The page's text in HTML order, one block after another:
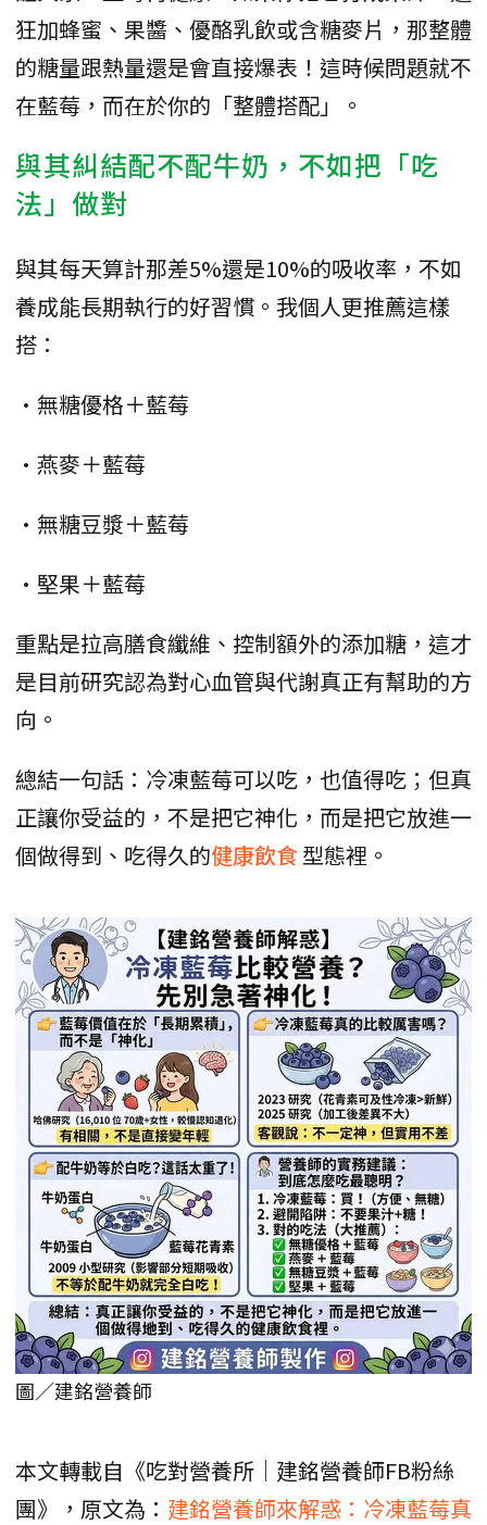
狂加蜂蜜、果醬、優酪乳飲或含糖麥片，那整體
的糖量跟熱量還是會直接爆表！這時候問題就不
在藍莓，而在於你的「整體搭配」。
與其糾結配不配牛奶，不如把「吃
法」做對
與其每天算計那差5%還是10%的吸收率，不如
養成能長期執行的好習慣。我個人更推薦這樣
搭：
•無糖優格＋藍莓
•燕麥＋藍莓
•無糖豆漿＋藍莓
•堅果＋藍莓
重點是拉高膳食纖維、控制額外的添加糖，這才
是目前研究認為對心血管與代謝真正有幫助的方
向。
總結一句話：冷凍藍莓可以吃，也值得吃；但真
正讓你受益的，不是把它神化，而是把它放進一
個做得到、吃得久的健康飲食型態裡。
圖／建銘營養師
本文轉載自《吃對營養所｜建銘營養師FB粉絲
團》，原文為： 建銘營養師來解惑：冷凍藍莓真